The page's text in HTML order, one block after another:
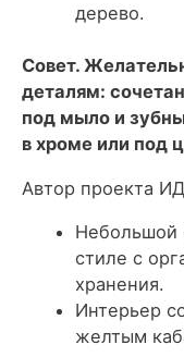
дерево.
Совет.
деталям:
под мыло и
в хроме или под
Автор проекта
Небольшой
стиле с
хранения.
Интерьер
желтым